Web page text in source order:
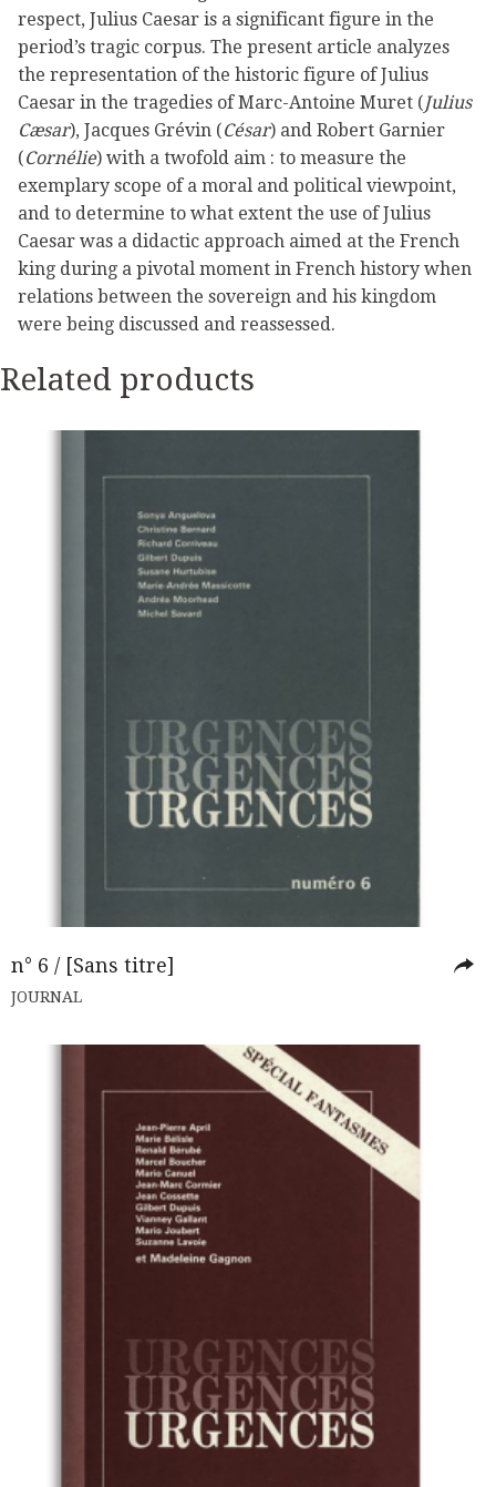
respect, Julius Caesar is a significant figure in the
period’s tragic corpus. The present article analyzes
the representation of the historic figure of Julius
Caesar in the tragedies of Marc-Antoine Muret (Julius
Cæsar), Jacques Grévin (César) and Robert Garnier
(Cornélie) with a twofold aim : to measure the
exemplary scope of a moral and political viewpoint,
and to determine to what extent the use of Julius
Caesar was a didactic approach aimed at the French
king during a pivotal moment in French history when
relations between the sovereign and his kingdom
were being discussed and reassessed.
Related products
n° 6 / [Sans titre]
JOURNAL